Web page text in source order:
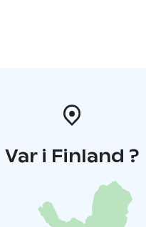
Var i Finland ?